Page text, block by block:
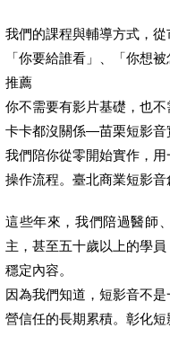
我們的課程與輔導方式，從
「你要給誰看」、「你想
推薦
你不需要有影片基礎，也
卡卡都沒關係—苗栗短影音
我們陪你從零開始實作，
操作流程。臺北商業短影
這些年來，我們陪過醫師
主，甚至五十歲以上的學
穩定內容。
因為我們知道，短影音不
營信任的長期累積。彰化